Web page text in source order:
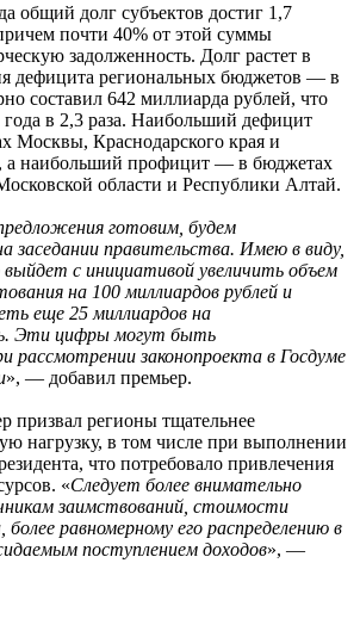
общий долг субъектов достиг 1,7
почти 40% от этой суммы
задолженность. Долг растет в
дефицита региональных бюджетов — в
составил 642 миллиарда рублей, что
в 2,3 раза. Наибольший дефицит
Москвы, Краснодарского края и
а наибольший профицит — в бюджетах
области и Республики Алтай.
готовим, будем
заседании правительства. Имею в виду,
с инициативой увеличить объем
на 100 миллиардов рублей и
еще 25 миллиардов на
Эти цифры могут быть
рассмотрении законопроекта в Госдуме
», — добавил премьер.
призвал регионы тщательнее
нагрузку, в том числе при выполнении
что потребовало привлечения
«Следует более внимательно
заимствований, стоимости
более равномерному его распределению в
поступлением доходов», —